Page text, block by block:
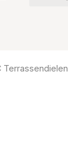
Terrassendielen